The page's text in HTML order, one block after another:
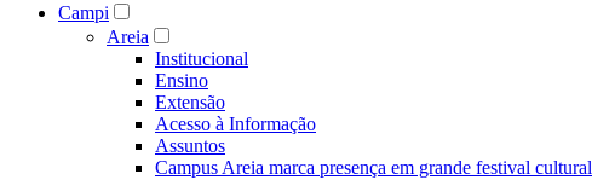
Campi
Areia
Institucional
Ensino
Extensão
Acesso à Informação
Assuntos
Campus Areia marca presença em grande festival cultural